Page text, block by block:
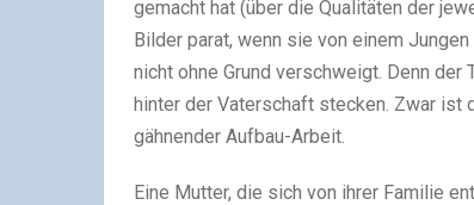
gemacht hat (über die Qualitäten der
Bilder parat, wenn sie von einem
nicht ohne Grund verschweigt. Denn
hinter der Vaterschaft stecken. Zwar ist
gähnender Aufbau-Arbeit.
Eine Mutter, die sich von ihrer Familie